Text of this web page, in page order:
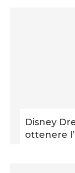
Disney
ottenere